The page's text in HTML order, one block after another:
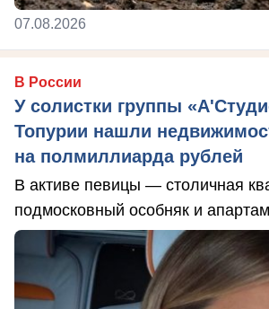
07.08.2026
В России
У солистки группы
Топурии нашли
на полмиллиарда рублей
В активе певицы — столичная
подмосковный особняк и